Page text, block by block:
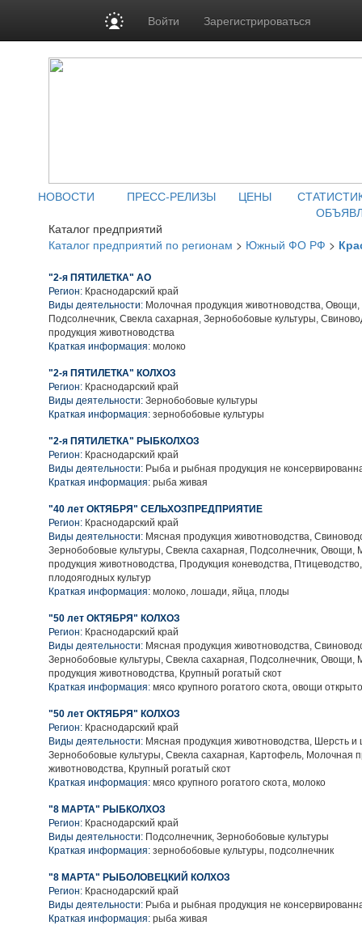
Войти Зарегистрироваться
НОВОСТИ ПРЕСС-РЕЛИЗЫ ЦЕНЫ
Каталог предприятий
Каталог предприятий по регионам > Южный ФО РФ >
"2-я ПЯТИЛЕТКА" АО
Регион: Краснодарский край
Виды деятельности: Молочная продукция животноводства,
Подсолнечник, Свекла сахарная, Зернобобовые культуры,
продукция животноводства
Краткая информация: молоко
"2-я ПЯТИЛЕТКА" КОЛХОЗ
Регион: Краснодарский край
Виды деятельности: Зернобобовые культуры
Краткая информация: зернобобовые культуры
"2-я ПЯТИЛЕТКА" РЫБКОЛХОЗ
Регион: Краснодарский край
Виды деятельности: Рыба и рыбная продукция не
Краткая информация: рыба живая
"40 лет ОКТЯБРЯ" СЕЛЬХОЗПРЕДПРИЯТИЕ
Регион: Краснодарский край
Виды деятельности: Мясная продукция животноводства,
Зернобобовые культуры, Свекла сахарная, Подсолнечник, Овощи,
продукция животноводства, Продукция коневодства,
плодоягодных культур
Краткая информация: молоко, лошади, яйца, плоды
"50 лет ОКТЯБРЯ" КОЛХОЗ
Регион: Краснодарский край
Виды деятельности: Мясная продукция животноводства,
Зернобобовые культуры, Свекла сахарная, Подсолнечник, Овощи,
продукция животноводства, Крупный рогатый скот
Краткая информация: мясо крупного рогатого скота, овощи
"50 лет ОКТЯБРЯ" КОЛХОЗ
Регион: Краснодарский край
Виды деятельности: Мясная продукция животноводства, Шерсть и
Зернобобовые культуры, Свекла сахарная, Картофель, Молочная
животноводства, Крупный рогатый скот
Краткая информация: мясо крупного рогатого скота, молоко
"8 МАРТА" РЫБКОЛХОЗ
Регион: Краснодарский край
Виды деятельности: Подсолнечник, Зернобобовые культуры
Краткая информация: зернобобовые культуры, подсолнечник
"8 МАРТА" РЫБОЛОВЕЦКИЙ КОЛХОЗ
Регион: Краснодарский край
Виды деятельности: Рыба и рыбная продукция не
Краткая информация: рыба живая